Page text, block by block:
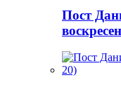
Пост